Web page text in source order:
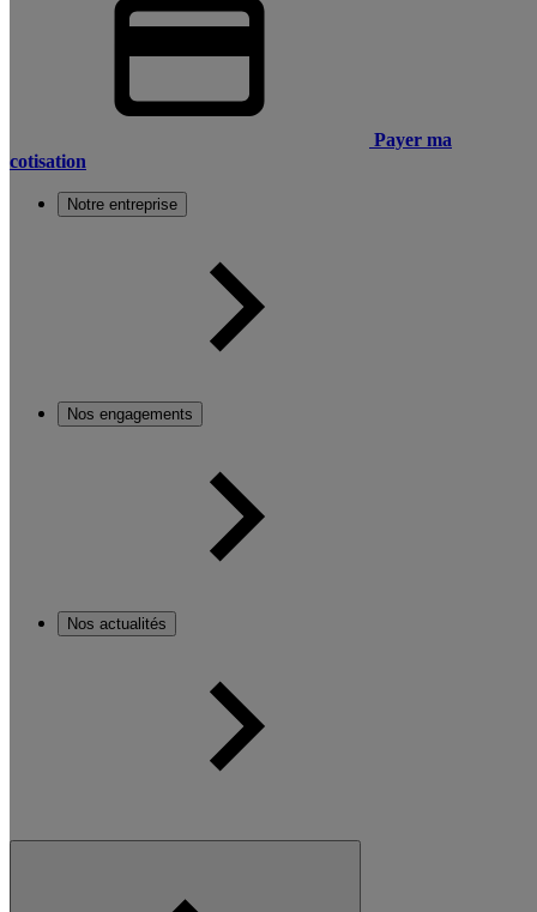
Payer ma
cotisation
Notre entreprise
Nos engagements
Nos actualités